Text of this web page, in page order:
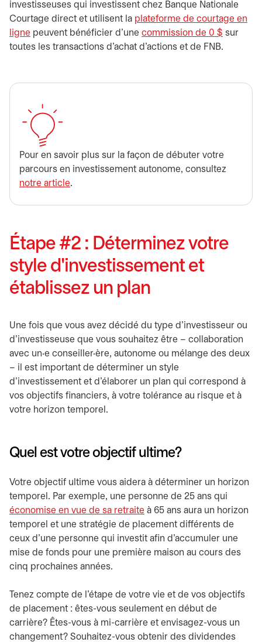
investisseuses qui investissent chez Banque Nationale
Courtage direct et utilisent la plateforme de courtage en
ligne peuvent bénéficier d'une commission de 0 $ sur
toutes les transactions d'achat d'actions et de FNB.
Pour en savoir plus sur la façon de débuter votre
parcours en investissement autonome, consultez
notre article.
Étape #2 : Déterminez votre
style d'investissement et
établissez un plan
Une fois que vous avez décidé du type d'investisseur ou
d'investisseuse que vous souhaitez être – collaboration
avec un·e conseiller·ère, autonome ou mélange des deux
– il est important de déterminer un style
d'investissement et d'élaborer un plan qui correspond à
vos objectifs financiers, à votre tolérance au risque et à
votre horizon temporel.
Quel est votre objectif ultime?
Votre objectif ultime vous aidera à déterminer un horizon
temporel. Par exemple, une personne de 25 ans qui
économise en vue de sa retraite à 65 ans aura un horizon
temporel et une stratégie de placement différents de
ceux d'une personne qui investit afin d'accumuler une
mise de fonds pour une première maison au cours des
cinq prochaines années.
Tenez compte de l'étape de votre vie et de vos objectifs
de placement : êtes-vous seulement en début de
carrière? Êtes-vous à mi-carrière et envisagez-vous un
changement? Souhaitez-vous obtenir des dividendes